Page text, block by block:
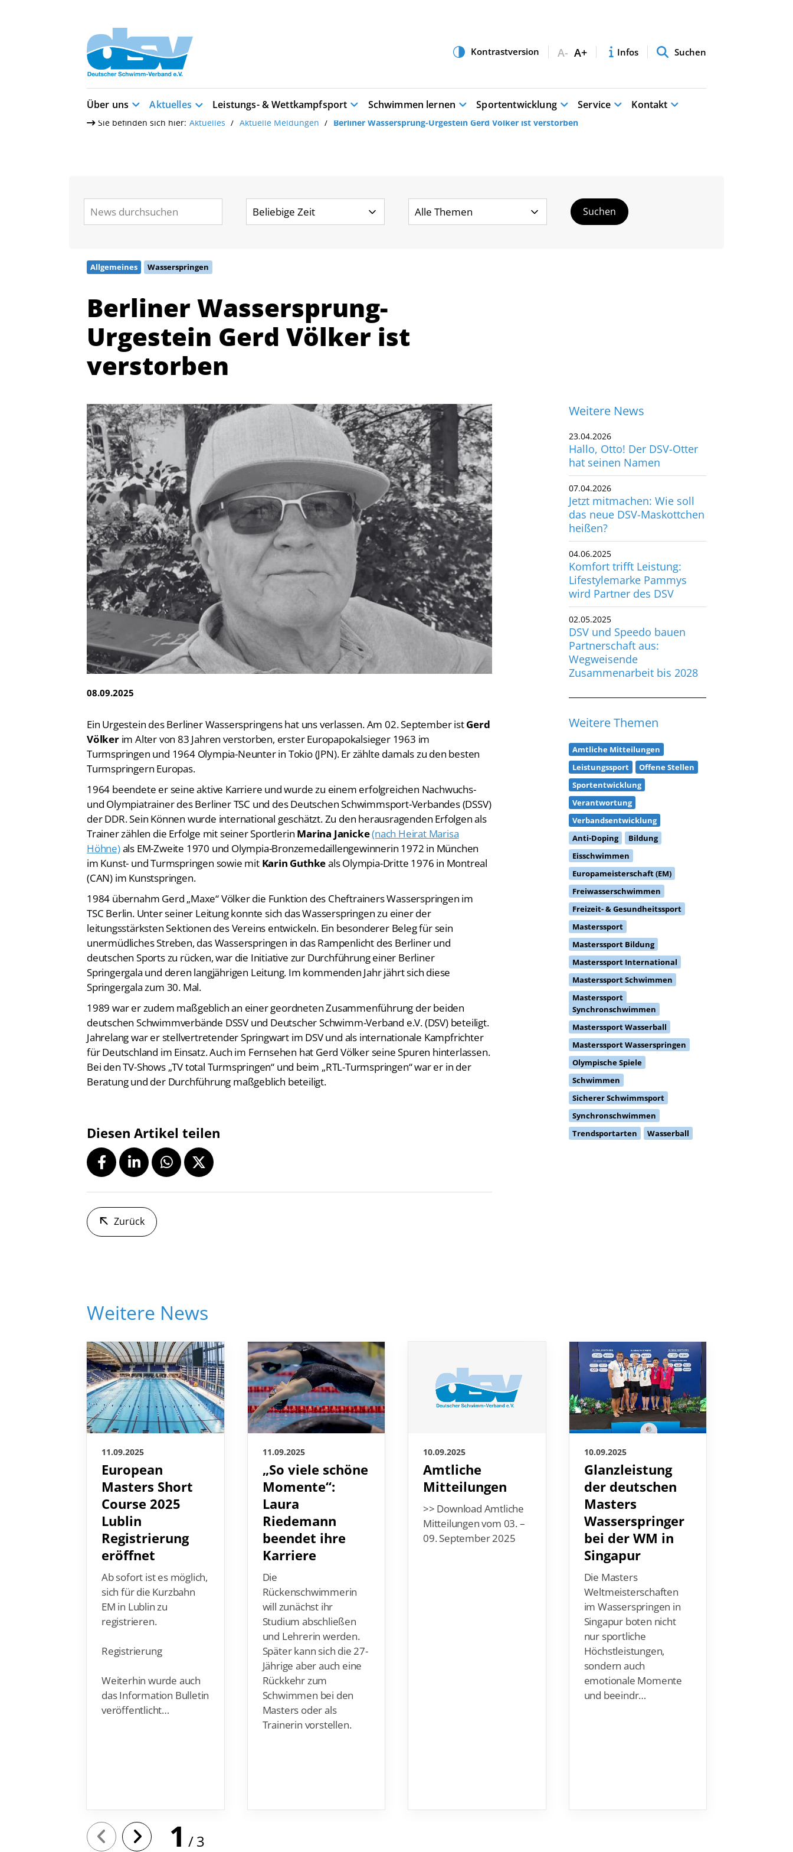
Über uns Aktuelles Leistungs- & Wettkampfsport Schwimmen lernen Sportentwicklung Service Kontakt
Sie befinden sich hier: Aktuelles Aktuelle Meldungen Berliner Wassersprung-Urgestein Gerd Völker ist verstorben
Allgemeines Wasserspringen
Berliner Wassersprung-
Urgestein Gerd Völker ist
verstorben
08.09.2025
Ein Urgestein des Berliner Wasserspringens hat uns verlassen. Am 02. September istGerd
Völkerim Alter von 83 Jahren verstorben, erster Europapokalsieger 1963 im
Turmspringen und 1964 Olympia-Neunter in Tokio (JPN). Er zählte damals zu den besten
Turmspringern Europas.
1964 beendete er seine aktive Karriere und wurde zu einem erfolgreichen Nachwuchs-
und Olympiatrainer des Berliner TSC und des Deutschen Schwimmsport-Verbandes (DSSV)
der DDR. Sein Können wurde international geschätzt. Zu den herausragenden Erfolgen als
Trainer zählen die Erfolge mit seiner Sportlerin Marina Janicke(nach Heirat Marisa
Höhne)als EM-Zweite 1970 und Olympia-Bronzemedaillengewinnerin 1972 in München
im Kunst- und Turmspringen sowie mit Karin Guthkeals Olympia-Dritte 1976 in Montreal
(CAN) im Kunstspringen.
1984 übernahm Gerd „Maxe“ Völker die Funktion des Cheftrainers Wasserspringen im
TSC Berlin. Unter seiner Leitung konnte sich das Wasserspringen zu einer der
leitungsstärksten Sektionen des Vereins entwickeln. Ein besonderer Beleg für sein
unermüdliches Streben, das Wasserspringen in das Rampenlicht des Berliner und
deutschen Sports zu rücken, war die Initiative zur Durchführung einer Berliner
Springergala und deren langjährigen Leitung. Im kommenden Jahr jährt sich diese
Springergala zum 30. Mal.
1989 war er zudem maßgeblich an einer geordneten Zusammenführung der beiden
deutschen Schwimmverbände DSSV und Deutscher Schwimm-Verband e.V. (DSV) beteiligt.
Jahrelang war er stellvertretender Springwart im DSV und als internationale Kampfrichter
für Deutschland im Einsatz. Auch im Fernsehen hat Gerd Völker seine Spuren hinterlassen.
Bei den TV-Shows „TV total Turmspringen“ und beim „RTL-Turmspringen“ war er in der
Beratung und der Durchführung maßgeblich beteiligt.
Diesen Artikel teilen
Zurück
Weitere News
23.04.2026
Hallo, Otto! Der DSV-Otter
hat seinen Namen
07.04.2026
Jetzt mitmachen: Wie soll
das neue DSV-Maskottchen
heißen?
04.06.2025
Komfort trifft Leistung:
Lifestylemarke Pammys
wird Partner des DSV
02.05.2025
DSV und Speedo bauen
Partnerschaft aus:
Wegweisende
Zusammenarbeit bis 2028
Weitere Themen
Amtliche Mitteilungen
Leistungssport
Offene Stellen
Sportentwicklung
Verantwortung
Verbandsentwicklung
Anti-Doping
Bildung
Eisschwimmen
Europameisterschaft (EM)
Freiwasserschwimmen
Freizeit- & Gesundheitssport
Masterssport
Masterssport Bildung
Masterssport International
Masterssport Schwimmen
Masterssport
Synchronschwimmen
Masterssport Wasserball
Masterssport Wasserspringen
Olympische Spiele
Schwimmen
Sicherer Schwimmsport
Synchronschwimmen
Trendsportarten
Wasserball
Weitere News
11.09.2025
European
Masters Short
Course 2025
Lublin
Registrierung
eröffnet
Ab sofort ist es möglich,
sich für die Kurzbahn
EM in Lublin zu
registrieren.
Registrierung
Weiterhin wurde auch
das Information Bulletin
veröffentlicht…
11.09.2025
„So viele schöne
Momente“:
Laura
Riedemann
beendet ihre
Karriere
Die
Rückenschwimmerin
will zunächst ihr
Studium abschließen
und Lehrerin werden.
Später kann sich die 27-
Jährige aber auch eine
Rückkehr zum
Schwimmen bei den
Masters oder als
Trainerin vorstellen.
10.09.2025
Amtliche
Mitteilungen
>> Download Amtliche
Mitteilungen vom 03. –
09. September 2025
10.09.2025
Glanzleistung
der deutschen
Masters
Wasserspringer
bei der WM in
Singapur
Die Masters
Weltmeisterschaften
im Wasserspringen in
Singapur boten nicht
nur sportliche
Höchstleistungen,
sondern auch
emotionale Momente
und beeindr…
1 3
Quicklinks
Vereinsfinder
Lizenzwesen
Zentrale Hinweisstelle
Anti-Doping
Recht auf sicheren Schwimmsport
Abteilungen
Schwimmen
Freiwasserschwimmen
Wasserspringen
Wasserball
Synchronschwimmen
Masterssport
Deutscher Schwimm-Verband e.V.
Korbacher Straße 93
D-34132 Kassel
Fax: +49 561 94083-15
info@dsv.de